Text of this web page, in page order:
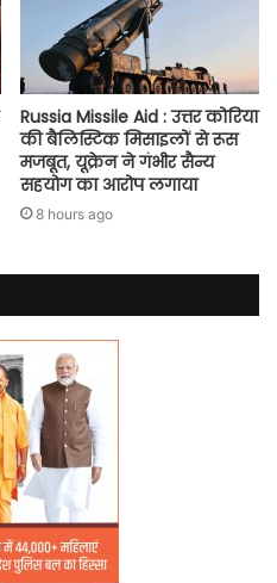
Russia Missile Aid : उत्तर कोरिया
की बैलिस्टिक मिसाइलों से रूस
मजबूत, यूक्रेन ने गंभीर सैन्य
सहयोग का आरोप लगाया
8 hours ago